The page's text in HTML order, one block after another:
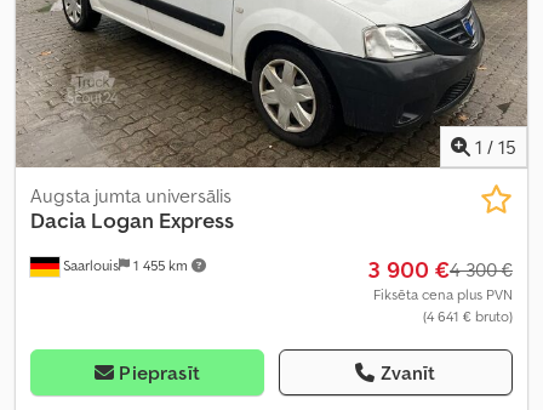
1 / 15
Saarlouis 1 455 km
Augsta jumta universālis
Dacia Logan Express
3 900 €4 300 €
Fiksēta cena plus PVN
(4 641 € bruto)
Pieprasīt Zvanīt